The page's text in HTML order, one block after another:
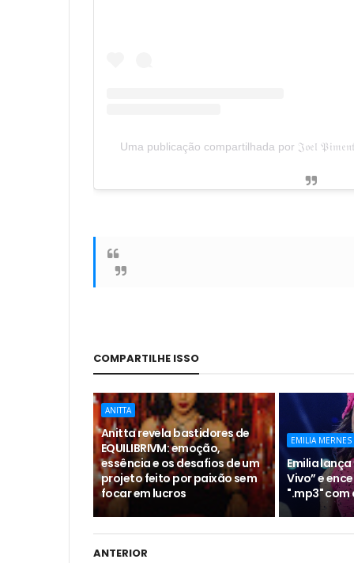
Uma publicação compartilhada por 𝔍𝔬𝔢𝔩
COMPARTILHE ISSO
ANITTA
Anitta revela bastidores de
EQUILIBRIVM: emoção,
essência e os desafios de um
projeto feito por paixão sem
focar em lucros
EMILIA MERNES
Emilia lança
Vivo” e
".mp3" com
ANTERIOR